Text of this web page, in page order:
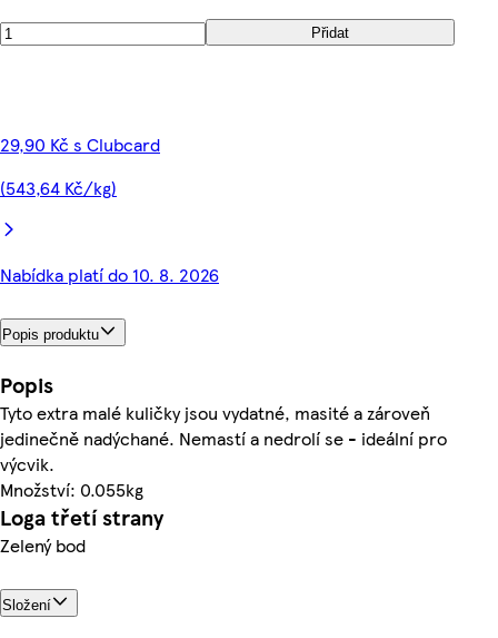
Přidat
29,90 Kč s Clubcard
(543,64 Kč/kg)
Nabídka platí do 10. 8. 2026
Popis produktu
Popis
Tyto extra malé kuličky jsou vydatné, masité a zároveň
jedinečně nadýchané. Nemastí a nedrolí se - ideální pro
výcvik.
Množství: 0.055kg
Loga třetí strany
Zelený bod
Složení